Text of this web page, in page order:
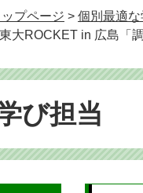
プページ > 個別最適な
東大ROCKET in 広島「
び担当